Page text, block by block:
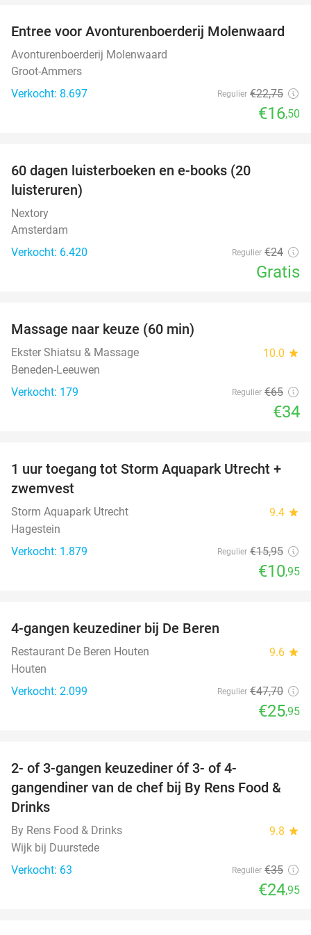
27%
Entree voor Avonturenboerderij Molenwaard
Avonturenboerderij Molenwaard
Groot-Ammers
Verkocht: 8.697
Regulier €22,75
€16,50
60 dagen luisterboeken en e-books (20
luisteruren)
Nextory
Amsterdam
Verkocht: 6.420
Regulier €24
Gratis
Massage naar keuze (60 min)
Ekster Shiatsu & Massage 10.0 star
Beneden-Leeuwen
Verkocht: 179
Regulier €65
€34
31%
1 uur toegang tot Storm Aquapark Utrecht +
zwemvest
Storm Aquapark Utrecht 9.4 star
Hagestein
Verkocht: 1.879
Regulier €15,95
€10,95
4-gangen keuzediner bij De Beren
Restaurant De Beren Houten 9.6 star
Houten
Verkocht: 2.099
Regulier €47,70
€25,95
2- of 3-gangen keuzediner óf 3- of 4-
gangendiner van de chef bij By Rens Food &
Drinks
By Rens Food & Drinks 9.8 star
Wijk bij Duurstede
Verkocht: 63
Regulier €35
€24,95